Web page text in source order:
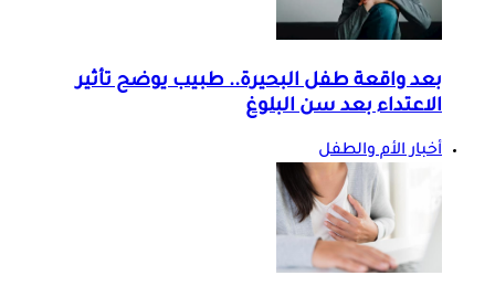
بعد واقعة طفل البحيرة.. طبيب يوضح تأثير
الاعتداء بعد سن البلوغ
أخبار الأم والطفل